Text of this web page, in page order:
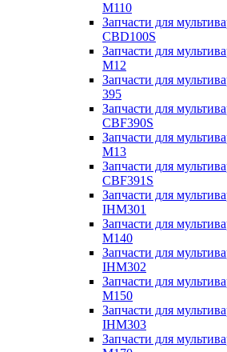
M110
Запчасти для
CBD100S
Запчасти для
M12
Запчасти для
395
Запчасти для
CBF390S
Запчасти для
M13
Запчасти для
CBF391S
Запчасти для
IHM301
Запчасти для
M140
Запчасти для
IHM302
Запчасти для
M150
Запчасти для
IHM303
Запчасти для